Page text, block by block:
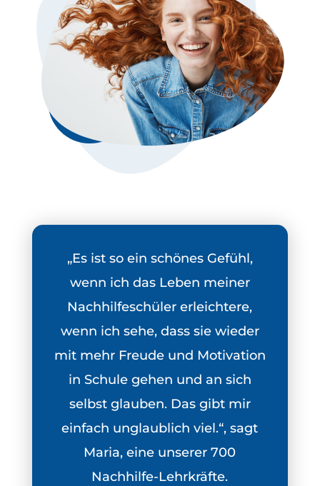
„Es ist so ein schönes Gefühl,
wenn ich das Leben meiner
Nachhilfeschüler erleichtere,
wenn ich sehe, dass sie wieder
mit mehr Freude und Motivation
in Schule gehen und an sich
selbst glauben. Das gibt mir
einfach unglaublich viel.“, sagt
Maria, eine unserer 700
Nachhilfe-Lehrkräfte.